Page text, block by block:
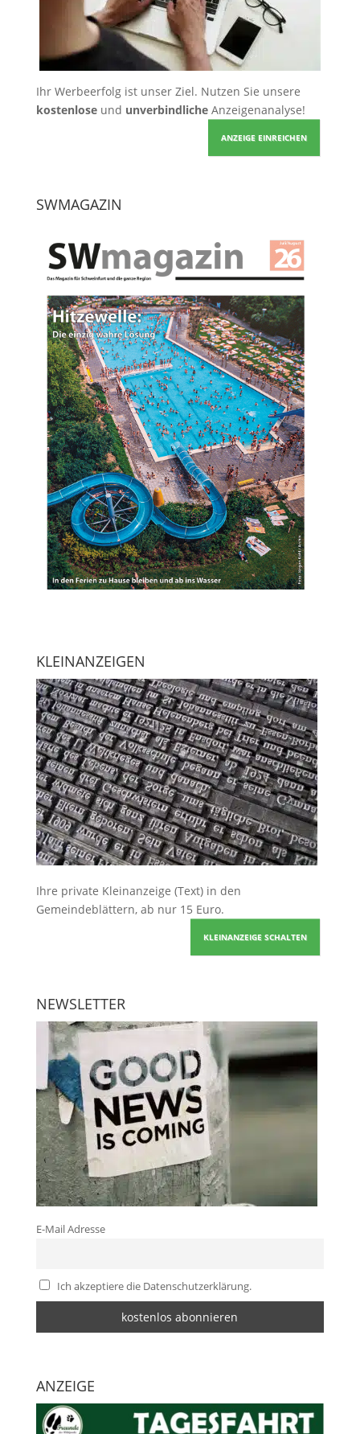
Ihr Werbeerfolg ist unser Ziel. Nutzen Sie unsere
kostenloseund unverbindlicheAnzeigenanalyse!
ANZEIGE EINREICHEN
SWMAGAZIN
KLEINANZEIGEN
Ihre private Kleinanzeige (Text) in den
Gemeindeblättern, ab nur 15 Euro.
KLEINANZEIGE SCHALTEN
NEWSLETTER
E-Mail Adresse
Ich akzeptiere die Datenschutzerklärung.
ANZEIGE